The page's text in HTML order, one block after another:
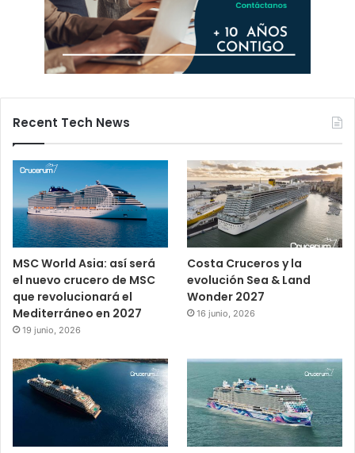
Recent Tech News
MSC World Asia: así será
el nuevo crucero de MSC
que revolucionará el
Mediterráneo en 2027
19 junio, 2026
Costa Cruceros y la
evolución Sea & Land
Wonder 2027
16 junio, 2026